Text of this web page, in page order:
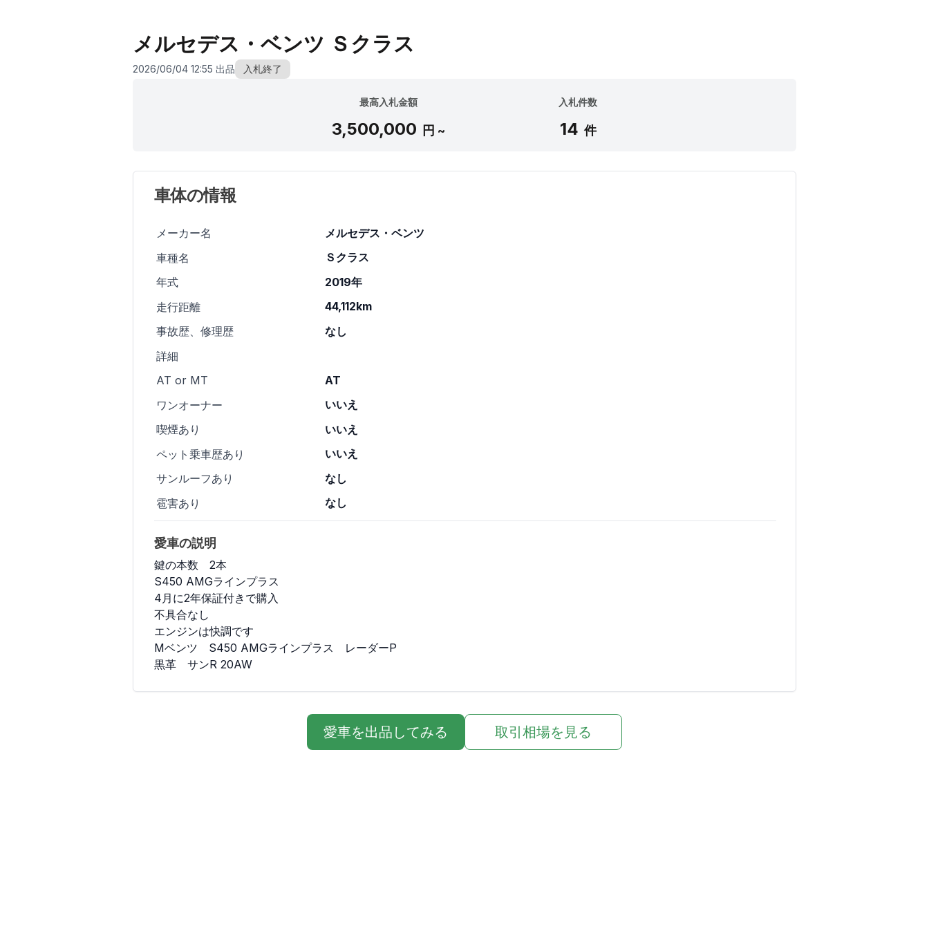
メルセデス・ベンツ Ｓクラス
2026/06/04 12:55 出品 入札終了
最高入札金額
3,500,000 円 ~
入札件数
14 件
車体の情報
メーカー名
メルセデス・ベンツ
車種名
Ｓクラス
年式
2019年
走行距離
44,112km
事故歴、修理歴
なし
詳細
AT or MT
AT
ワンオーナー
いいえ
喫煙あり
いいえ
ペット乗車歴あり
いいえ
サンルーフあり
なし
雹害あり
なし
愛車の説明
鍵の本数　2本
S450 AMGラインプラス
4月に2年保証付きで購入
不具合なし
エンジンは快調です
Mベンツ　S450 AMGラインプラス　レーダーP
黒革　サンR 20AW
愛車を出品してみる 取引相場を見る